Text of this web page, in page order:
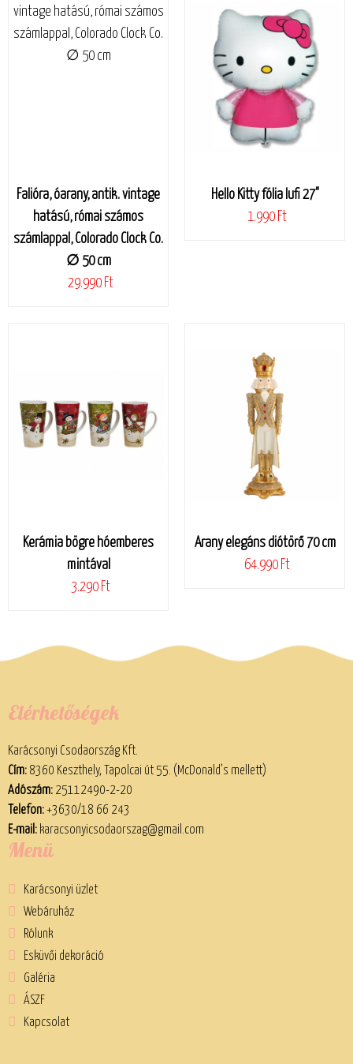
Falióra, óarany, antik. vintage
hatású, római számos
számlappal, Colorado Clock Co.
∅ 50 cm
29.990 Ft
Hello Kitty fólia lufi 27"
1.990 Ft
Kerámia bögre hóemberes
mintával
3.290 Ft
Arany elegáns diótörő 70 cm
64.990 Ft
Elérhetőségek
Karácsonyi Csodaország Kft.
Cím:8360 Keszthely, Tapolcai út 55. (McDonald’s mellett)
Adószám:25112490-2-20
Telefon:+3630/18 66 243
E-mail: karacsonyicsodaorszag@gmail.com
Menü
Karácsonyi üzlet
Webáruház
Rólunk
Esküvői dekoráció
Galéria
ÁSZF
Kapcsolat